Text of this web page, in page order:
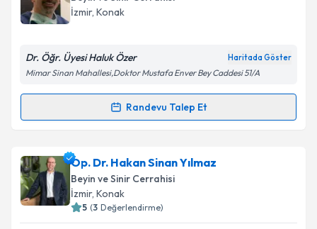
takvim hazırlandığında e-posta ile bilgilendireceğiz.
Kişisel verilerimin işlenmesine ilişkin
Metni'ni okudum ve kişisel verilerimin belirtilen
Takvim Talebini Gönder
İzmir, Konak
Dr. Öğr. Üyesi Haluk Özer Haritada Göster
Mimar Sinan Mahallesi,Doktor Mustafa Enver Bey Caddesi 51/A
Randevu Talep Et
Randevu Takvimi Talebi
Dr. Öğr. Üyesi Haluk Özeriçin randevu takvimi talebi
oluşturun. Size bu uzmandan randevu almanız için bir
takvim hazırlandığında e-posta ile bilgilendireceğiz.
Op. Dr. Hakan Sinan Yılmaz
Beyin ve Sinir Cerrahisi
İzmir, Konak
5 (3 Değerlendirme)